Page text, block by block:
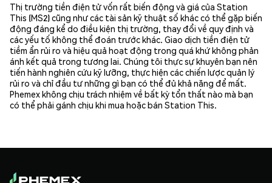
Thị trường tiền điện tử vốn rất biến động và giá của Station
This (MS2) cũng như các tài sản kỹ thuật số khác có thể gặp biến
động đáng kể do điều kiện thị trường, thay đổi về quy định và
các yếu tố không thể đoán trước khác. Giao dịch tiền điện tử
tiềm ẩn rủi ro và hiệu quả hoạt động trong quá khứ không phản
ánh kết quả trong tương lai. Chúng tôi thực sự khuyên bạn nên
tiến hành nghiên cứu kỹ lưỡng, thực hiện các chiến lược quản lý
rủi ro và chỉ đầu tư những gì bạn có thể đủ khả năng để mất.
Phemex không chịu trách nhiệm về bất kỳ tổn thất nào mà bạn
có thể phải gánh chịu khi mua hoặc bán Station This.